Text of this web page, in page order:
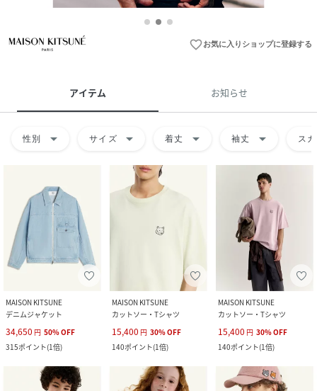
favorite_borderお気に入りショップに登録する
アイテム お知らせ
性別 arrow_drop_down サイズ arrow_drop_down 着丈 arrow_drop_down 袖丈 arrow_drop_down ス
MAISON KITSUNE
デニムジャケット
34,650 円 50%OFF
315ポイント(1倍)
MAISON KITSUNE
カットソー・Tシャツ
15,400 円 30%OFF
140ポイント(1倍)
MAISON KITSUNE
カットソー・Tシャツ
15,400 円 30%OFF
140ポイント(1倍)